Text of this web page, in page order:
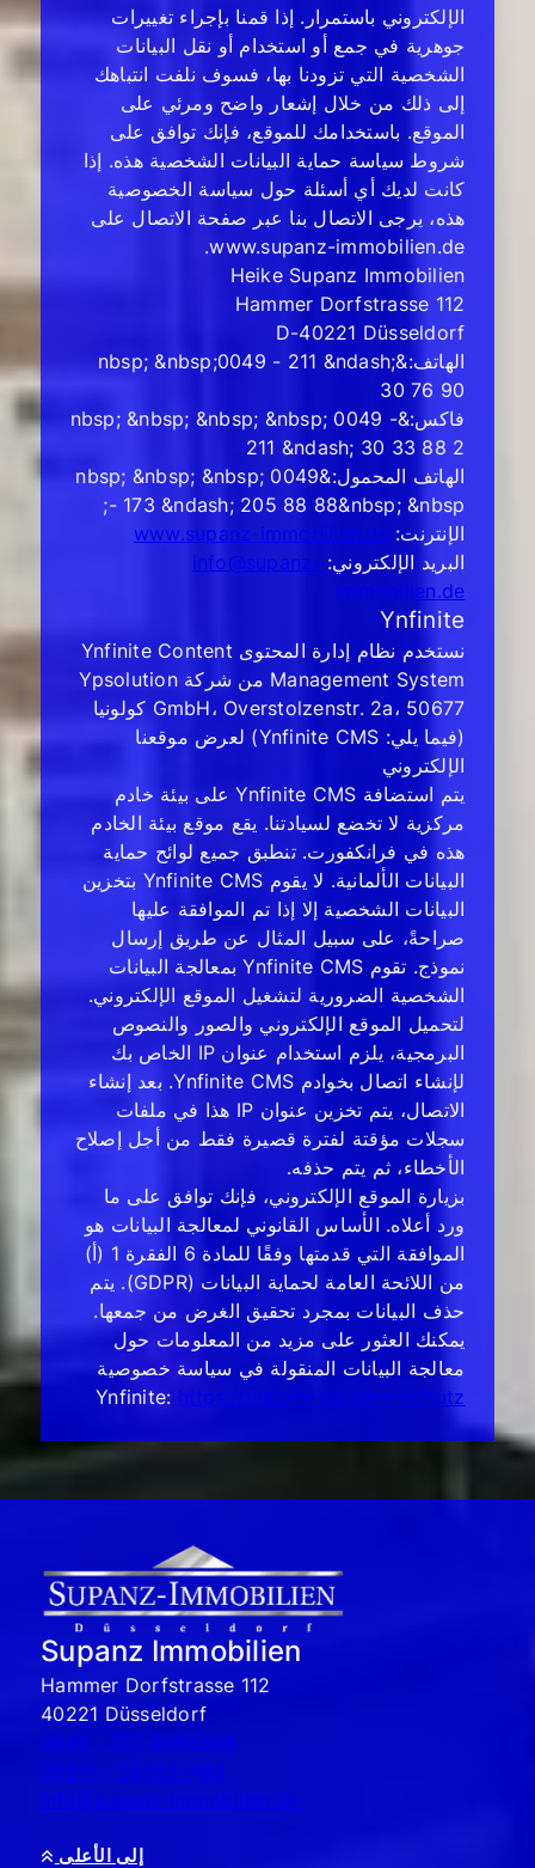
الإلكتروني باستمرار. إذا قمنا بإجراء تغييرات
جوهرية في جمع أو استخدام أو نقل البيانات
الشخصية التي تزودنا بها، فسوف نلفت انتباهك
إلى ذلك من خلال إشعار واضح ومرئي على
الموقع. باستخدامك للموقع، فإنك توافق على
شروط سياسة حماية البيانات الشخصية هذه. إذا
كانت لديك أي أسئلة حول سياسة الخصوصية
هذه، يرجى الاتصال بنا عبر صفحة الاتصال على
www.supanz-immobilien.de.
Heike Supanz Immobilien
Hammer Dorfstrasse 112
D-40221 Düsseldorf
الهاتف:&nbsp; &nbsp;0049 - 211 &ndash;
30 76 90
فاكس:&nbsp; &nbsp; &nbsp; &nbsp; 0049 -
211 &ndash; 30 33 88 2
الهاتف المحمول:&nbsp; &nbsp; &nbsp; 0049
- 173 &ndash; 205 88 88&nbsp; &nbsp;
الإنترنت: www.supanz-immobilien.de
البريد الإلكتروني: info@supanz-
immobilien.de
Ynfinite
نستخدم نظام إدارة المحتوى Ynfinite Content
Management System من شركة Ypsolution
GmbH، Overstolzenstr. 2a، 50677 كولونيا
(فيما يلي: Ynfinite CMS) لعرض موقعنا
الإلكتروني
يتم استضافة Ynfinite CMS على بيئة خادم
مركزية لا تخضع لسيادتنا. يقع موقع بيئة الخادم
هذه في فرانكفورت. تنطبق جميع لوائح حماية
البيانات الألمانية. لا يقوم Ynfinite CMS بتخزين
البيانات الشخصية إلا إذا تم الموافقة عليها
صراحةً، على سبيل المثال عن طريق إرسال
نموذج. تقوم Ynfinite CMS بمعالجة البيانات
الشخصية الضرورية لتشغيل الموقع الإلكتروني.
لتحميل الموقع الإلكتروني والصور والنصوص
البرمجية، يلزم استخدام عنوان IP الخاص بك
لإنشاء اتصال بخوادم Ynfinite CMS. بعد إنشاء
الاتصال، يتم تخزين عنوان IP هذا في ملفات
سجلات مؤقتة لفترة قصيرة فقط من أجل إصلاح
الأخطاء، ثم يتم حذفه.
بزيارة الموقع الإلكتروني، فإنك توافق على ما
ورد أعلاه. الأساس القانوني لمعالجة البيانات هو
الموافقة التي قدمتها وفقًا للمادة 6 الفقرة 1 (أ)
من اللائحة العامة لحماية البيانات (GDPR). يتم
حذف البيانات بمجرد تحقيق الغرض من جمعها.
يمكنك العثور على مزيد من المعلومات حول
معالجة البيانات المنقولة في سياسة خصوصية
Ynfinite: https://ynfinite.de/datenschutz
Supanz Immobilien
Hammer Dorfstrasse 112
40221 Düsseldorf
0049 - 173-2058888
00971 - 589551489
info@supanz-immobilien.de
إلى الأعلى